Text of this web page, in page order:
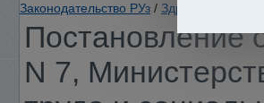
Законодательство РУз /
Постановление
N 7,